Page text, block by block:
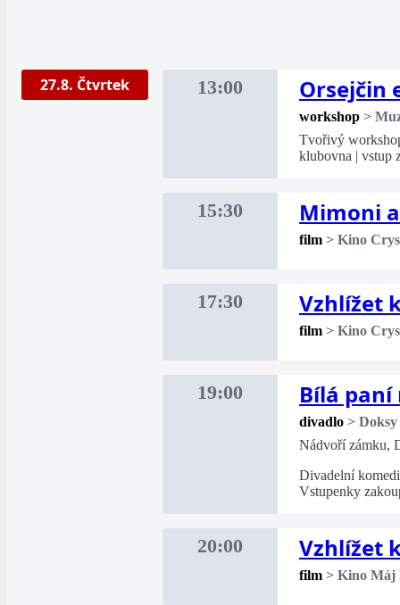
27.8. Čtvrtek 13:00 Orsejčin
workshop >
Tvořivý
klubovna | vstup
15:30 Mimoni
film > Kino
17:30 Vzhlížet
film > Kino
19:00 Bílá
divadlo > Doksy
Nádvoří zámku,
Divadelní
Vstupenky
20:00 Vzhlížet
film > Kino Máj